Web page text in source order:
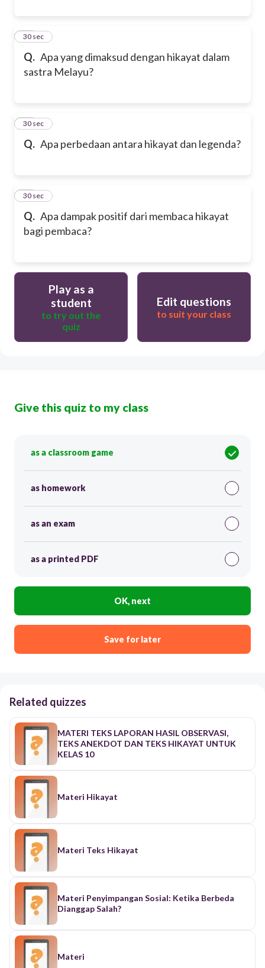
Q. Apa yang dimaksud dengan hikayat dalam
sastra Melayu?
28
30 sec
Q. Apa perbedaan antara hikayat dan legenda?
29
30 sec
Q. Apa dampak positif dari membaca hikayat
bagi pembaca?
30
30 sec
Play as a
student
to try out the
quiz
Edit questions
to suit your class
Give this quiz to my class
as a classroom game
as homework
as an exam
as a printed PDF
OK, next
Save for later
Related quizzes
MATERI TEKS LAPORAN HASIL OBSERVASI,
TEKS ANEKDOT DAN TEKS HIKAYAT UNTUK
KELAS 10
Materi Hikayat
Materi Teks Hikayat
Materi Penyimpangan Sosial: Ketika Berbeda
Dianggap Salah?
Materi